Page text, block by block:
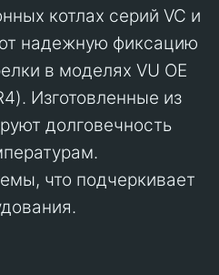
котлах серий VC и
надежную фиксацию
в моделях VU OE
Изготовленные из
долговечность
что подчеркивает